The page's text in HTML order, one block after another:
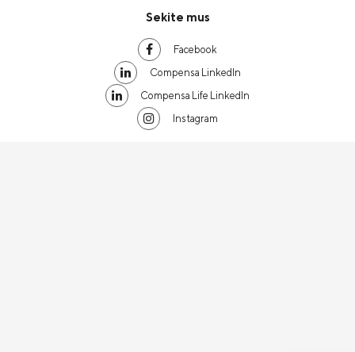
Sekite mus
Facebook
Compensa LinkedIn
Compensa Life LinkedIn
Instagram